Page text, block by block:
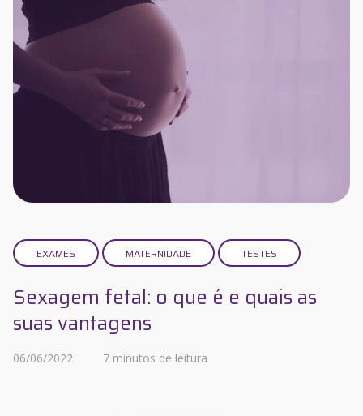
EXAMES MATERNIDADE TESTES
Sexagem fetal: o que é e quais as
suas vantagens
06/06/2022 7 minutos de leitura